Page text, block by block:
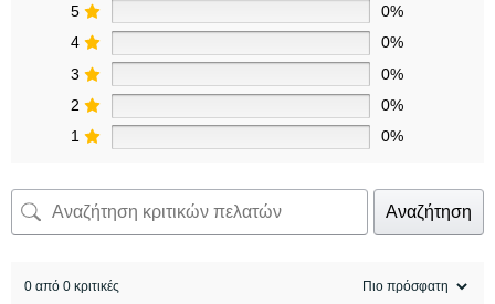
5
0%
4
0%
3
0%
2
0%
1
0%
Αναζήτηση
0 από 0 κριτικές